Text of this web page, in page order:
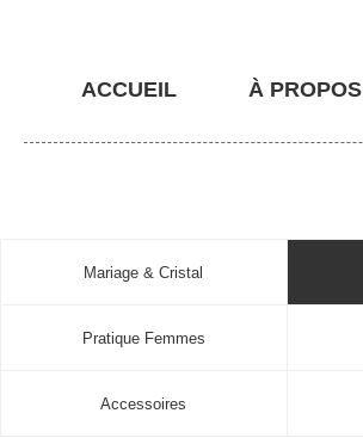
ACCUEIL À PROPOS
Mariage & Cristal
Pratique Femmes
Accessoires